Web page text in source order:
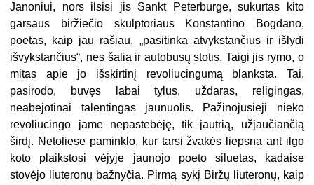
Janoniui, nors ilsisi jis Sankt Peterburge, sukurtas kito
garsaus biržiečio skulptoriaus Konstantino Bogdano,
poetas, kaip jau rašiau, „pasitinka atvykstančius ir išlydi
išvykstančius“, nes šalia ir autobusų stotis. Taigi jis rymo, o
mitas apie jo išskirtinį revoliucingumą blanksta. Tai,
pasirodo, buvęs labai tylus, uždaras, religingas,
neabejotinai talentingas jaunuolis. Pažinojusieji nieko
revoliucingo jame nepastebėję, tik jautrią, užjaučiančią
širdį. Netoliese paminklo, kur tarsi žvakės liepsna ant ilgo
koto plaikstosi vėjyje jaunojo poeto siluetas, kadaise
stovėjo liuteronų bažnyčia. Pirmą sykį Biržų liuteronų, kaip